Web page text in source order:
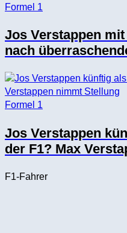
Formel 1
Jos Verstappen
nach
Formel 1
Jos Verstappen
der F1? Max
F1-Fahrer